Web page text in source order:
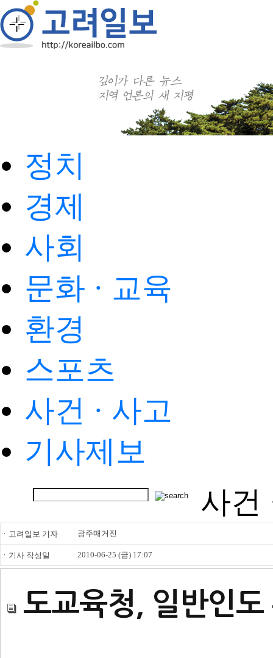
정치
경제
사회
문화 · 교육
환경
스포츠
사건 · 사고
기사제보
사건
ㆍ고려일보 기자 광주매거진
ㆍ기사 작성일 2010-06-25 (금) 17:07
도교육청, 일반인